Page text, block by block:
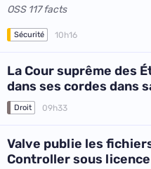
OSS 117 facts
Sécurité 10h16
La Cour suprême des
dans ses cordes dans
Droit 09h33
Valve publie les
Controller sous